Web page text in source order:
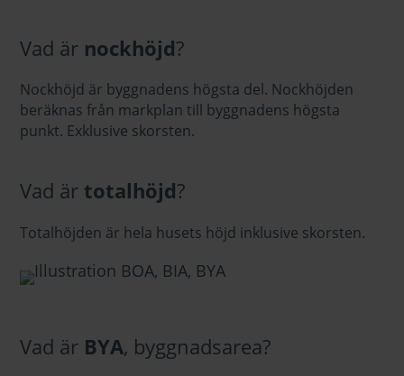
Vad är nockhöjd?
Nockhöjd är byggnadens högsta del. Nockhöjden
beräknas från markplan till byggnadens högsta
punkt. Exklusive skorsten.
Vad är totalhöjd?
Totalhöjden är hela husets höjd inklusive skorsten.
Vad är BYA, byggnadsarea?